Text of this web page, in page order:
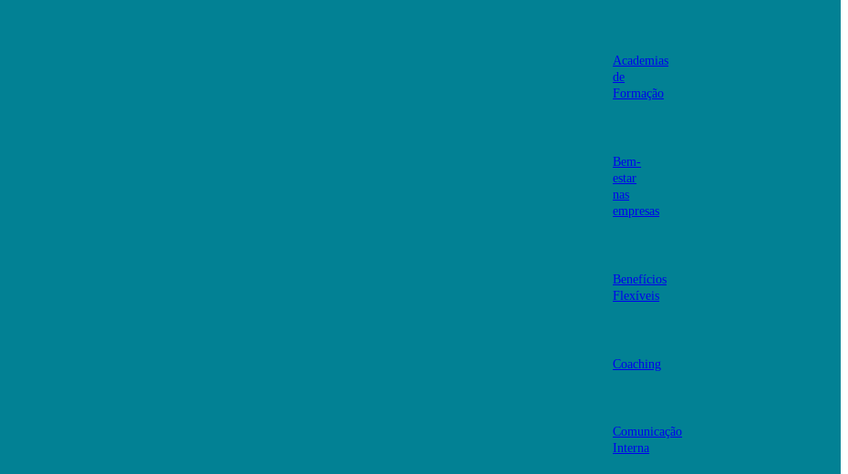
Academias
de
Formação
Bem-
estar
nas
empresas
Benefícios
Flexíveis
Coaching
Comunicação
Interna